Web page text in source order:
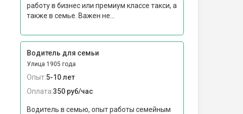
работу в бизнес или премиум классе такси, а
также в семье. Важен не...
Водитель для семьи
Улица 1905 года
Опыт:5-10 лет
Оплата:350 руб/час
Водитель в семью, опыт работы семейным